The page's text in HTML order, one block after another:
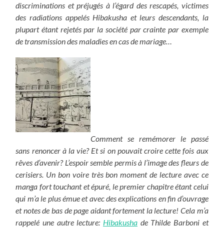
discriminations et préjugés à l’égard des rescapés, victimes
des radiations appelés Hibakusha et leurs descendants, la
plupart étant rejetés par la société par crainte par exemple
de transmission des maladies en cas de mariage…
Comment se remémorer le passé
sans renoncer à la vie? Et si on pouvait croire cette fois aux
rêves d’avenir? L’espoir semble permis à l’image des fleurs de
cerisiers. Un bon voire très bon moment de lecture avec ce
manga fort touchant et épuré, le premier chapitre étant celui
qui m’a le plus émue et avec des explications en fin d’ouvrage
et notes de bas de page aidant fortement la lecture! Cela m’a
rappelé une autre lecture: Hibakusha de Thilde Barboni et